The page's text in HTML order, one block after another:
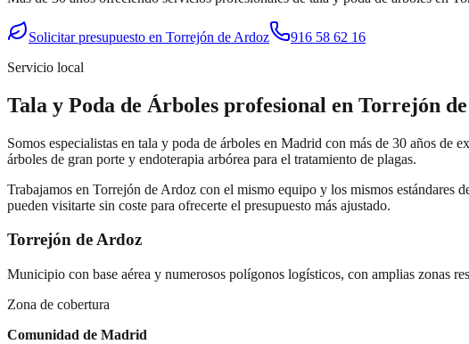
Solicitar presupuesto en Torrejón de Ardoz
916 58 62 16
Servicio local
Tala y Poda de Árboles profesional en Torrejón
Somos especialistas en tala y poda de árboles en Madrid con más de 30 años de
árboles de gran porte y endoterapia arbórea para el tratamiento de plagas.
Trabajamos en Torrejón de Ardoz con el mismo equipo y los mismos estándares
pueden visitarte sin coste para ofrecerte el presupuesto más ajustado.
Torrejón de Ardoz
Municipio con base aérea y numerosos polígonos logísticos, con amplias zonas
Zona de cobertura
Comunidad de Madrid